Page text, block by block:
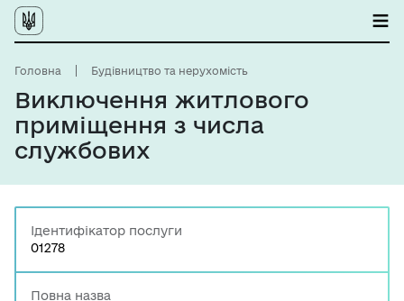
Головна Будівництво та нерухомість
Виключення житлового
приміщення з числа
службових
Ідентифікатор послуги
01278
Повна назва